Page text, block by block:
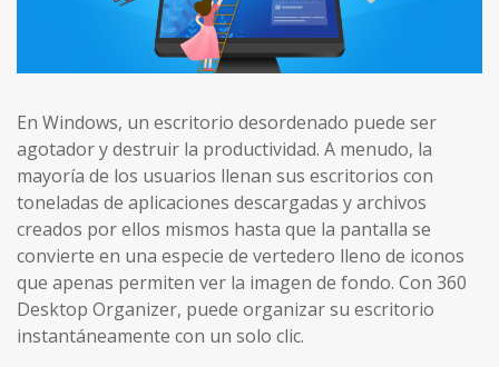
En Windows, un escritorio desordenado puede ser
agotador y destruir la productividad. A menudo, la
mayoría de los usuarios llenan sus escritorios con
toneladas de aplicaciones descargadas y archivos
creados por ellos mismos hasta que la pantalla se
convierte en una especie de vertedero lleno de iconos
que apenas permiten ver la imagen de fondo. Con 360
Desktop Organizer, puede organizar su escritorio
instantáneamente con un solo clic.